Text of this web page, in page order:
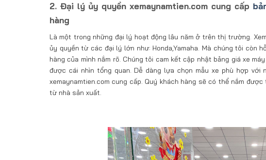
2. Đại lý ủy quyền xemaynamtien.com cung cấp
hàng
Là một trong những đại lý hoạt động lâu năm ở trên thị trường.
ủy quyền từ các đại lý lớn như: Honda,Yamaha. Mà chúng tôi còn
hàng của mình nắm rõ. Chúng tôi cam kết cập nhật bảng giá xe
được cái nhìn tổng quan. Dễ dàng lựa chọn mẫu xe phù hợp với
xemaynamtien.com cung cấp. Quý khách hàng sẽ có thể nắm
từ nhà sản xuất.